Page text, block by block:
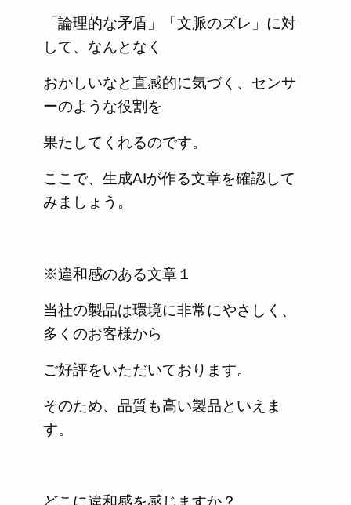
「論理的な矛盾」「文脈のズレ」に対
して、なんとなく
おかしいなと直感的に気づく、センサ
ーのような役割を
果たしてくれるのです。
ここで、生成AIが作る文章を確認して
みましょう。
※違和感のある文章１
当社の製品は環境に非常にやさしく、
多くのお客様から
ご好評をいただいております。
そのため、品質も高い製品といえま
す。
どこに違和感を感じますか？